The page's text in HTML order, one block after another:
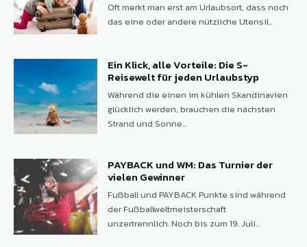
Oft merkt man erst am Urlaubsort, dass noch
das eine oder andere nützliche Utensil...
Ein Klick, alle Vorteile: Die S-
Reisewelt für jeden Urlaubstyp
Während die einen im kühlen Skandinavien
glücklich werden, brauchen die nächsten
Strand und Sonne...
PAYBACK und WM: Das Turnier der
vielen Gewinner
Fußball und PAYBACK Punkte sind während
der Fußballweltmeisterschaft
unzertrennlich. Noch bis zum 19. Juli...